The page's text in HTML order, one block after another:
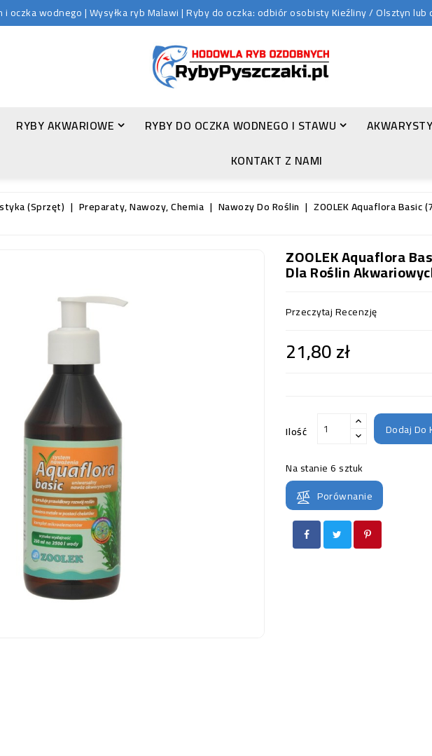
oczka wodnego | Wysyłka ryb Malawi | Ryby do oczka: odbiór osobisty Kieźliny / Olsztyn
RYBY AKWARIOWE RYBY DO OCZKA WODNEGO I STAWU
KONTAKT Z NAMI
(sprzęt) Preparaty, Nawozy, Chemia Nawozy Do Roślin ZOOLEK Aquaflora
ZOOLEK Aquaflora
Dla Roślin
Przeczytaj Recenzję
21,80 zł
Ilość Dodaj Do
Na stanie6 sztuk
Porównanie